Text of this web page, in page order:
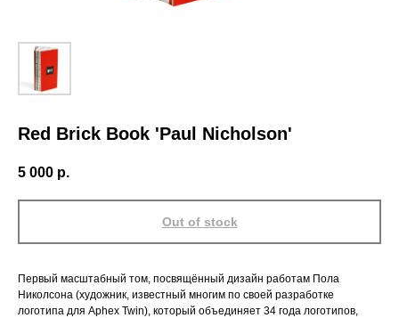
Red Brick Book 'Paul Nicholson'
5 000 р.
Out of stock
Первый масштабный том, посвящённый дизайн работам Пола
Николсона (художник, известный многим по своей разработке
логотипа для Aphex Twin), который объединяет 34 года логотипов,